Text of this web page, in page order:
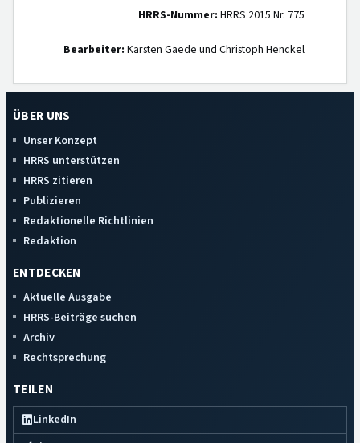
HRRS-Nummer: HRRS 2015 Nr. 775
Bearbeiter: Karsten Gaede und Christoph Henckel
ÜBER UNS
Unser Konzept
HRRS unterstützen
HRRS zitieren
Publizieren
Redaktionelle Richtlinien
Redaktion
ENTDECKEN
Aktuelle Ausgabe
HRRS-Beiträge suchen
Archiv
Rechtsprechung
TEILEN
LinkedIn